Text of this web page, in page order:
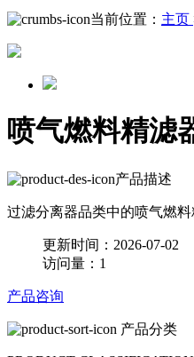
当前位置： 主页
喷气燃料精滤
产品描述
过滤分离器品类中的喷气燃
更新时间：2026-07-02
访问量：1
产品咨询
产品分类